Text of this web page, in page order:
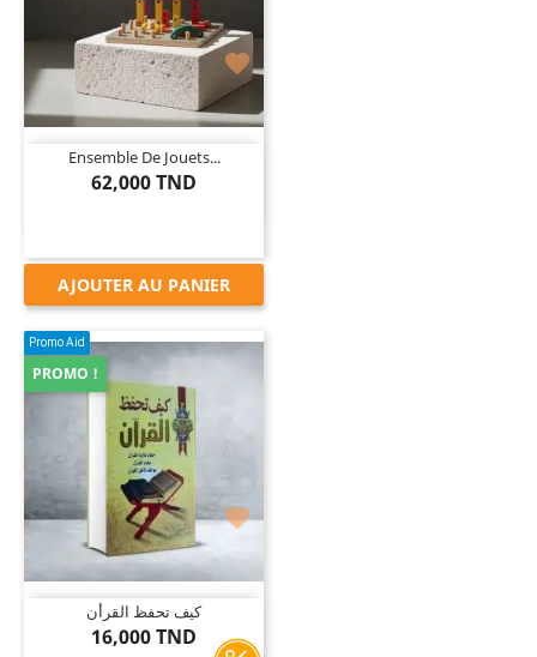

Ensemble De Jouets...
62,000 TND
AJOUTER AU PANIER

Promo Aid
كيف تحفظ القرأن
16,000 TND
PROMO !